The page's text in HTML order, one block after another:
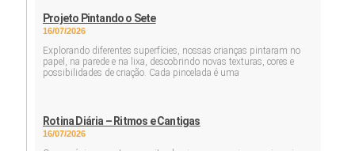
Projeto Pintando o Sete
16/07/2026
Explorando diferentes superfícies, nossas crianças pintaram no
papel, na parede e na lixa, descobrindo novas texturas, cores e
possibilidades de criação. Cada pincelada é uma
Rotina Diária – Ritmos e Cantigas
16/07/2026